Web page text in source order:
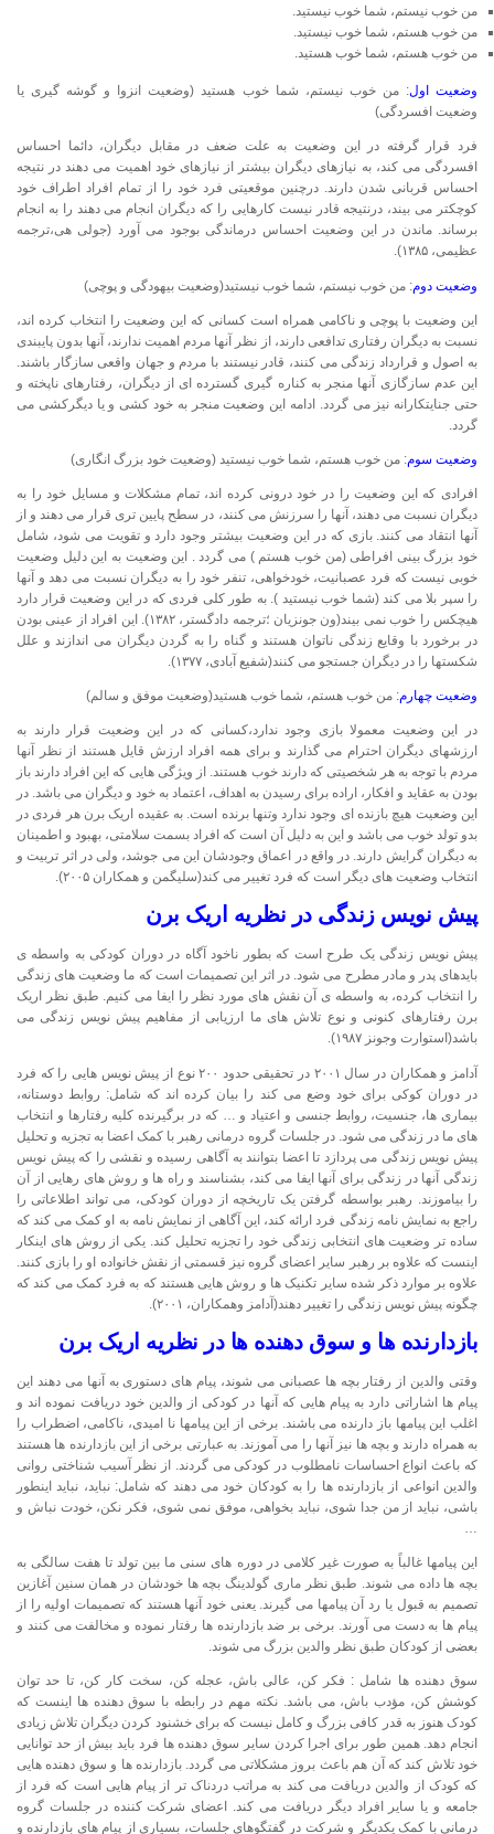
من خوب نیستم، شما خوب نیستید.
من خوب هستم، شما خوب نیستید.
من خوب هستم، شما خوب هستید.
وضعیت اول: من خوب نیستم، شما خوب هستید (وضعیت انزوا و گوشه گیری یا
وضعیت افسردگی)
فرد قرار گرفته در این وضعیت به علت ضعف در مقابل دیگران، دائما احساس
افسردگی می کند، به نیازهای دیگران بیشتر از نیازهای خود اهمیت می دهند در نتیجه
احساس قربانی شدن دارند. درچنین موقعیتی فرد خود را از تمام افراد اطراف خود
کوچکتر می بیند، درنتیجه قادر نیست کارهایی را که دیگران انجام می دهند را به انجام
برساند. ماندن در این وضعیت احساس درماندگی بوجود می آورد (جولی هی،ترجمه
عظیمی، ۱۳۸۵).
وضعیت دوم: من خوب نیستم، شما خوب نیستید(وضعیت بیهودگی و پوچی)
این وضعیت با پوچی و ناکامی همراه است کسانی که این وضعیت را انتخاب کرده اند،
نسبت به دیگران رفتاری تدافعی دارند، از نظر آنها مردم اهمیت ندارند، آنها بدون پایبندی
به اصول و قرارداد زندگی می کنند، قادر نیستند با مردم و جهان واقعی سازگار باشند.
این عدم سازگازی آنها منجر به کناره گیری گسترده ای از دیگران، رفتارهای ناپخته و
حتی جنایتکارانه نیز می گردد. ادامه این وضعیت منجر به خود کشی و یا دیگرکشی می
گردد.
وضعیت سوم: من خوب هستم، شما خوب نیستید (وضعیت خود بزرگ انگاری)
افرادی که این وضعیت را در خود درونی کرده اند، تمام مشکلات و مسایل خود را به
دیگران نسبت می دهند، آنها را سرزنش می کنند، در سطح پایین تری قرار می دهند و از
آنها انتقاد می کنند. بازی که در این وضعیت بیشتر وجود دارد و تقویت می شود، شامل
خود بزرگ بینی افراطی (من خوب هستم ) می گردد . این وضعیت به این دلیل وضعیت
خوبی نیست که فرد عصبانیت، خودخواهی، تنفر خود را به دیگران نسبت می دهد و آنها
را سپر بلا می کند (شما خوب نیستید ). به طور کلی فردی که در این وضعیت قرار دارد
هیچکس را خوب نمی بیند(ون جونزیان ؛ترجمه دادگستر، ۱۳۸۲). این افراد از عینی بودن
در برخورد با وقایع زندگی ناتوان هستند و گناه را به گردن دیگران می اندازند و علل
شکستها را در دیگران جستجو می کنند(شفیع آبادی، ۱۳۷۷).
وضعیت چهارم: من خوب هستم، شما خوب هستید(وضعیت موفق و سالم)
در این وضعیت معمولا بازی وجود ندارد،کسانی که در این وضعیت قرار دارند به
ارزشهای دیگران احترام می گذارند و برای همه افراد ارزش قایل هستند از نظر آنها
مردم با توجه به هر شخصیتی که دارند خوب هستند. از ویژگی هایی که این افراد دارند باز
بودن به عقاید و افکار، اراده برای رسیدن به اهداف، اعتماد به خود و دیگران می باشد. در
این وضعیت هیچ بازنده ای وجود ندارد وتنها برنده است. به عقیده اریک برن هر فردی در
بدو تولد خوب می باشد و این به دلیل آن است که افراد بسمت سلامتی، بهبود و اطمینان
به دیگران گرایش دارند. در واقع در اعماق وجودشان این می جوشد، ولی در اثر تربیت و
انتخاب وضعیت های دیگر است که فرد تغییر می کند(سلیگمن و همکاران ۲۰۰۵).
پیش نویس زندگیدر نظریه اریک برن
پیش نویس زندگی یک طرح است که بطور ناخود آگاه در دوران کودکی به واسطه ی
بایدهای پدر و مادر مطرح می شود. در اثر این تصمیمات است که ما وضعیت های زندگی
را انتخاب کرده، به واسطه ی آن نقش های مورد نظر را ایفا می کنیم. طبق نظر اریک
برن رفتارهای کنونی و نوع تلاش های ما ارزیابی از مفاهیم پیش نویس زندگی می
باشد(استوارت وجونز ۱۹۸۷).
آدامز و همکاران در سال ۲۰۰۱ در تحقیقی حدود ۲۰۰ نوع از پیش نویس هایی را که فرد
در دوران کوکی برای خود وضع می کند را بیان کرده اند که شامل: روابط دوستانه،
بیماری ها، جنسیت، روابط جنسی و اعتیاد و … که در برگیرنده کلیه رفتارها و انتخاب
های ما در زندگی می شود. در جلسات گروه درمانی رهبر با کمک اعضا به تجزیه و تحلیل
پیش نویس زندگی می پردازد تا اعضا بتوانند به آگاهی رسیده و نقشی را که پیش نویس
زندگی آنها در زندگی برای آنها ایفا می کند، بشناسند و راه ها و روش های رهایی از آن
را بیاموزند. رهبر بواسطه گرفتن یک تاریخچه از دوران کودکی، می تواند اطلاعاتی را
راجع به نمایش نامه زندگی فرد ارائه کند، این آگاهی از نمایش نامه به او کمک می کند که
ساده تر وضعیت های انتخابی زندگی خود را تجزیه تحلیل کند. یکی از روش های اینکار
اینست که علاوه بر رهبر سایر اعضای گروه نیز قسمتی از نقش خانواده او را بازی کنند.
علاوه بر موارد ذکر شده سایر تکنیک ها و روش هایی هستند که به فرد کمک می کند که
چگونه پیش نویس زندگی را تغییر دهند(آدامز وهمکاران، ۲۰۰۱).
بازدارنده ها و سوق دهنده ها در نظریه اریک برن
وقتی والدین از رفتار بچه ها عصبانی می شوند، پیام های دستوری به آنها می دهند این
پیام ها اشاراتی دارد به پیام هایی که آنها در کودکی از والدین خود دریافت نموده اند و
اغلب این پیامها باز دارنده می باشند. برخی از این پیامها نا امیدی، ناکامی، اضطراب را
به همراه دارند و بچه ها نیز آنها را می آموزند. به عبارتی برخی از این بازدارنده ها هستند
که باعث انواع احساسات نامطلوب در کودکی می گردند. از نظر آسیب شناختی روانی
والدین انواعی از بازدارنده ها را به کودکان خود می دهند که شامل: نباید، نباید اینطور
باشی، نباید از من جدا شوی، نباید بخواهی، موفق نمی شوی، فکر نکن، خودت نباش و
این پیامها غالباً به صورت غیر کلامی در دوره های سنی ما بین تولد تا هفت سالگی به
بچه ها داده می شوند. طبق نظر ماری گولدینگ بچه ها خودشان در همان سنین آغازین
تصمیم به قبول یا رد آن پیامها می گیرند. یعنی خود آنها هستند که تصمیمات اولیه را از
پیام ها به دست می آورند. برخی بر ضد بازدارنده ها رفتار نموده و مخالفت می کنند و
بعضی از کودکان طبق نظر والدین بزرگ می شوند.
سوق دهنده ها شامل : فکر کن، عالی باش، عجله کن، سخت کار کن، تا حد توان
کوشش کن، مؤدب باش، می باشد. نکته مهم در رابطه با سوق دهنده ها اینست که
کودک هنوز به قدر کافی بزرگ و کامل نیست که برای خشنود کردن دیگران تلاش زیادی
انجام دهد. همین طور برای اجرا کردن سایر سوق دهنده ها فرد باید بیش از حد توانایی
خود تلاش کند که آن هم باعث بروز مشکلاتی می گردد. بازدارنده ها و سوق دهنده هایی
که کودک از والدین دریافت می کند به مراتب دردناک تر از پیام هایی است که فرد از
جامعه و یا سایر افراد دیگر دریافت می کند. اعضای شرکت کننده در جلسات گروه
درمانی با کمک یکدیگر و شرکت در گفتگوهای جلسات، بسیاری از پیام های بازدارنده و